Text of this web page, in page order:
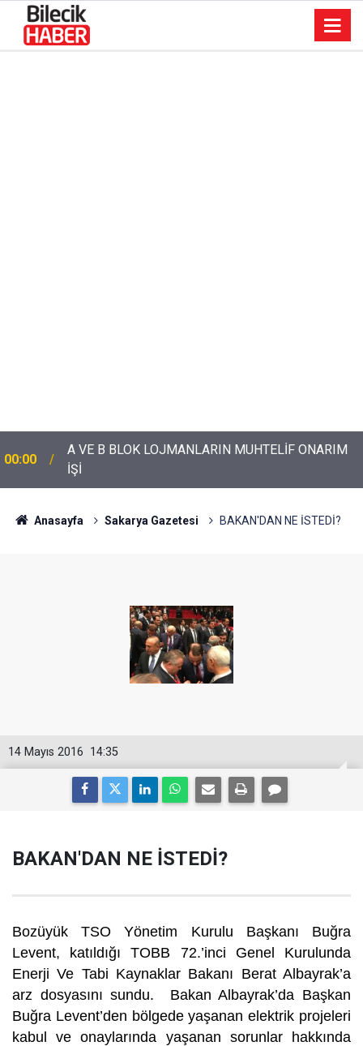
00:00
A VE B BLOK LOJMANLARIN MUHTELİF ONARIM
İŞİ
Anasayfa Sakarya Gazetesi BAKAN'DAN NE İSTEDİ?
14:35
14 Mayıs 2016
BAKAN'DAN NE İSTEDİ?
Bozüyük TSO Yönetim Kurulu Başkanı Buğra
Levent, katıldığı TOBB 72.’inci Genel Kurulunda
Enerji Ve Tabi Kaynaklar Bakanı Berat Albayrak’a
arz dosyasını sundu. Bakan Albayrak’da Başkan
Buğra Levent’den bölgede yaşanan elektrik projeleri
kabul ve onaylarında yaşanan sorunlar hakkında